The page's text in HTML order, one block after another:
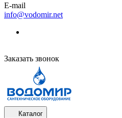
E-mail
info@vodomir.net
Заказать звонок
Каталог